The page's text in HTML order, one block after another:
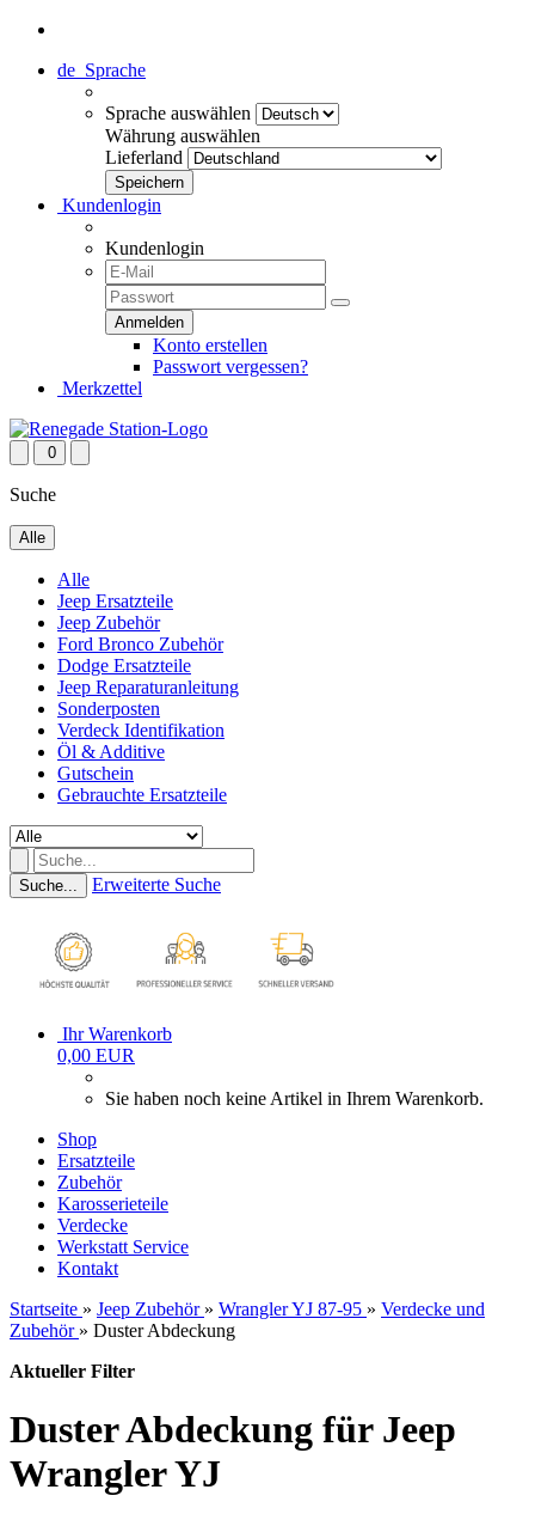
de Sprache
Sprache auswählen
Währung auswählen
Lieferland
Kundenlogin
Kundenlogin
Konto erstellen
Passwort vergessen?
Merkzettel
0
Suche
Alle
Alle
Jeep Ersatzteile
Jeep Zubehör
Ford Bronco Zubehör
Dodge Ersatzteile
Jeep Reparaturanleitung
Sonderposten
Verdeck Identifikation
Öl & Additive
Gutschein
Gebrauchte Ersatzteile
Suche... Erweiterte Suche
Ihr Warenkorb
0,00 EUR
Sie haben noch keine Artikel in Ihrem Warenkorb.
Shop
Ersatzteile
Zubehör
Karosserieteile
Verdecke
Werkstatt Service
Kontakt
Startseite » Jeep Zubehör » Wrangler YJ 87-95 » Verdecke und
Zubehör » Duster Abdeckung
Aktueller Filter
Duster Abdeckung für Jeep
Wrangler YJ